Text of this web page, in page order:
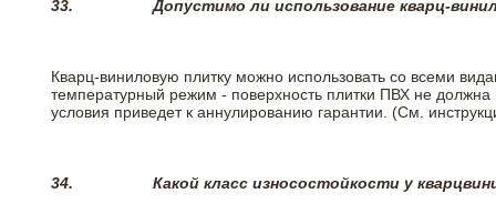
33.Допустимо ли использование кварц-
Кварц-виниловую плитку можно использовать со всеми
температурный режим - поверхность плитки ПВХ не
условия приведет к аннулированию гарантии. (См.
34. Какой класс износостойкости у